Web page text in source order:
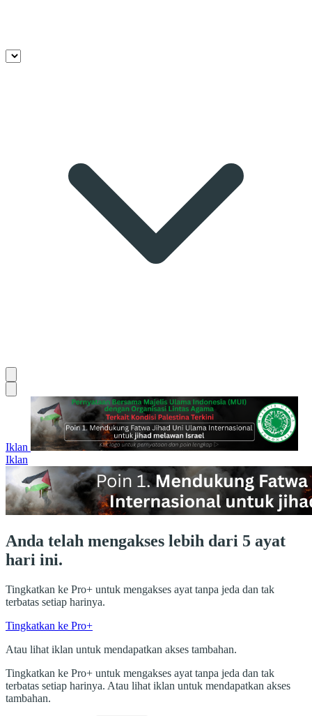
Iklan
Iklan
Anda telah mengakses lebih dari 5 ayat
hari ini.
Tingkatkan ke Pro+ untuk mengakses ayat tanpa jeda dan tak
terbatas setiap harinya.
Tingkatkan ke Pro+
Atau lihat iklan untuk mendapatkan akses tambahan.
Tingkatkan ke Pro+ untuk mengakses ayat tanpa jeda dan tak
terbatas setiap harinya. Atau lihat iklan untuk mendapatkan akses
tambahan.